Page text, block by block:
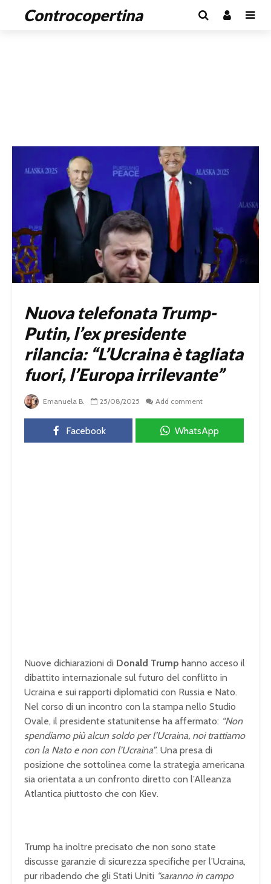
Controcopertina
Nuova telefonata Trump-
Putin, l’ex presidente
rilancia: “L’Ucraina è tagliata
fuori, l’Europa irrilevante”
Emanuela B. 25/08/2025 Add comment
Facebook WhatsApp
Nuove dichiarazioni di Donald Trump hanno acceso il
dibattito internazionale sul futuro del conflitto in
Ucraina e sui rapporti diplomatici con Russia e Nato.
Nel corso di un incontro con la stampa nello Studio
Ovale, il presidente statunitense ha affermato: “Non
spendiamo più alcun soldo per l’Ucraina, noi trattiamo
con la Nato e non con l’Ucraina”. Una presa di
posizione che sottolinea come la strategia americana
sia orientata a un confronto diretto con l’Alleanza
Atlantica piuttosto che con Kiev.
Trump ha inoltre precisato che non sono state
discusse garanzie di sicurezza specifiche per l’Ucraina,
pur ribadendo che gli Stati Uniti “saranno in campo